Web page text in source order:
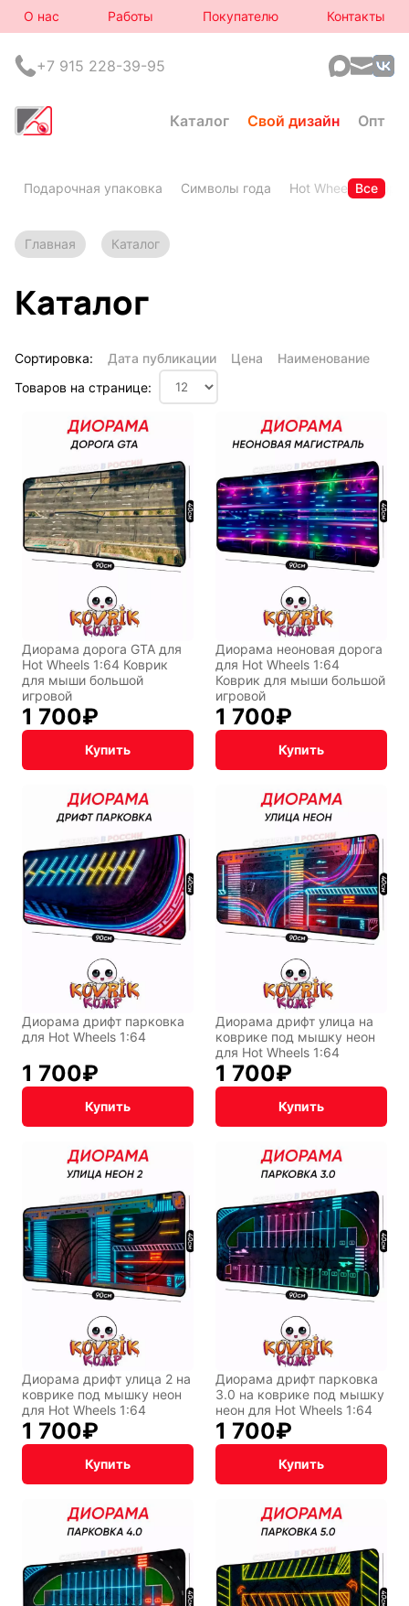
О нас Работы Покупателю Контакты
+7 915 228-39-95
Каталог Свой дизайн Опт
Подарочная упаковка Символы года Hot WheelsВсе
Главная Каталог
Каталог
Сортировка: Дата публикации Цена
Наименование
Товаров на странице:
Диорама дорога GTA для
Hot Wheels 1:64 Коврик
для мыши большой
игровой
1 700₽
Купить
Диорама неоновая дорога
для Hot Wheels 1:64
Коврик для мыши большой
игровой
1 700₽
Купить
Диорама дрифт парковка
для Hot Wheels 1:64
1 700₽
Купить
Диорама дрифт улица на
коврике под мышку неон
для Hot Wheels 1:64
1 700₽
Купить
Диорама дрифт улица 2 на
коврике под мышку неон
для Hot Wheels 1:64
1 700₽
Купить
Диорама дрифт парковка
3.0 на коврике под мышку
неон для Hot Wheels 1:64
1 700₽
Купить
Символы
года
Hot Wheels
Горячие
Профессии
Карташева
ковра